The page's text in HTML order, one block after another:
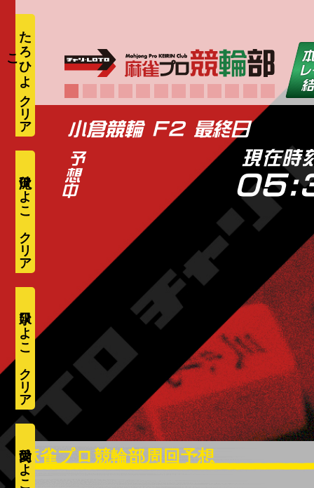
小倉競輪 F2 最終日
現在時
愛内ひよこ
水口ひよこ
滝沢ひよこ
た
ろ
ひ
よ
こ